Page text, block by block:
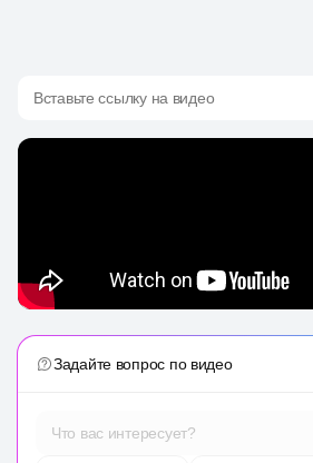
Вставьте ссылку на видео
Задайте вопрос по видео
Что вас интересует?